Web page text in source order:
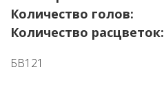
Количество голов:
Количество расцветок:
БВ121